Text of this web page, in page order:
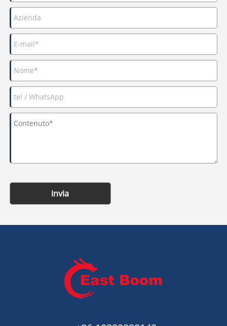
invia